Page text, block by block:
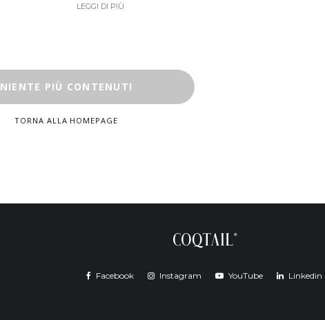
LEGGI DI PIÙ
NIENTE PIÙ CONTENUTI
TORNA ALLA HOMEPAGE
Facebook Instagram YouTube Linkedin